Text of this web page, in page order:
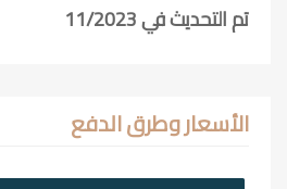
تم التحديث في 11/2023
الأسعار وطرق الدفع